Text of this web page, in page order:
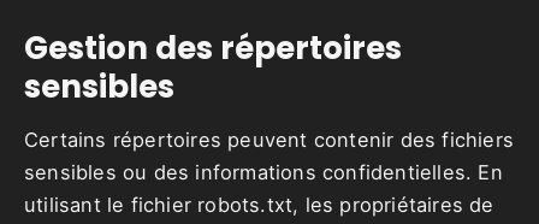
Gestion des répertoires
sensibles
Certains répertoires peuvent contenir des fichiers
sensibles ou des informations confidentielles. En
utilisant le fichier robots.txt, les propriétaires de